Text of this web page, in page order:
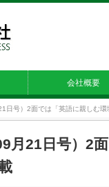
会社概要
日号）2面では「英語に親しむ環
月21日号）2